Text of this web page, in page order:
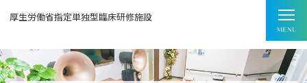
厚生労働省指定単独型臨床研修施設